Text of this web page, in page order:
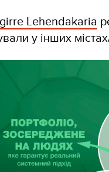
Lehendakaria
у інших